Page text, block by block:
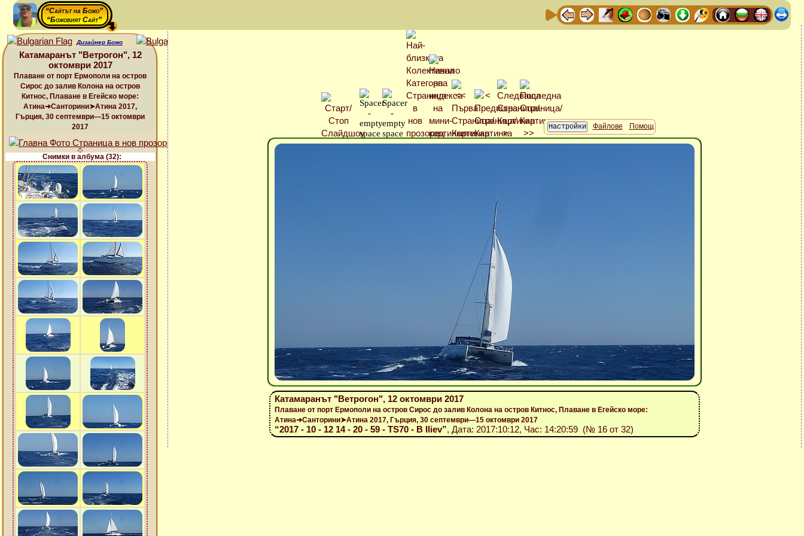
“Сайтът на Божо”
“Божовият Сайт”
Дизайнер Божо
Катамаранът "Ветрогон", 12
октомври 2017
Плаване от порт Ермополи на остров
Сирос до залив Колона на остров
Китнос, Плаване в Егейско море:
Атина➜Санторини➤Атина 2017,
Гърция, 30 септември—15 октомври
2017
Снимки в албума (32):
Файлове Помощ
Катамаранът "Ветрогон", 12 октомври 2017
Плаване от порт Ермополи на остров Сирос до залив Колона на остров Китнос, Плаване в Егейско море:
Атина➜Санторини➤Атина 2017, Гърция, 30 септември—15 октомври 2017
“2017 - 10 - 12 14 - 20 - 59 - TS70 - B Iliev”, Дата: 2017:10:12, Час: 14:20:59 (№ 16 от 32)